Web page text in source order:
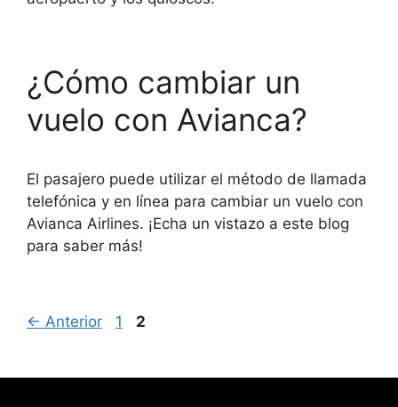
¿Cómo cambiar un
vuelo con Avianca?
El pasajero puede utilizar el método de llamada
telefónica y en línea para cambiar un vuelo con
Avianca Airlines. ¡Echa un vistazo a este blog
para saber más!
← Anterior Página
1 Página
2